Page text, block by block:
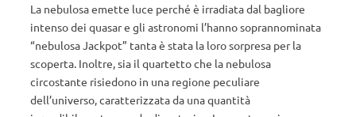
La nebulosa emette luce perché è irradiata dal bagliore
intenso dei quasar e gli astronomi l’hanno soprannominata
“nebulosa Jackpot” tanta è stata la loro sorpresa per la
scoperta. Inoltre, sia il quartetto che la nebulosa
circostante risiedono in una regione peculiare
dell’universo, caratterizzata da una quantità